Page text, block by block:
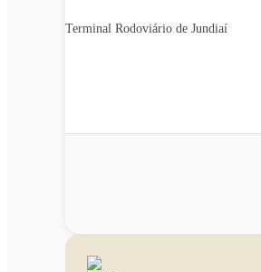
Terminal Rodoviário de Jundiaí